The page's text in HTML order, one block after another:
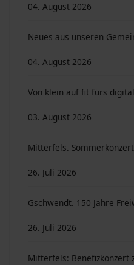
04. August 2026
Neues aus unseren
04. August 2026
Von klein auf fit fürs
03. August 2026
Mitterfels.
26. Juli 2026
Gschwendt. 150 Jahre
26. Juli 2026
Mitterfels: Benefizkonzert